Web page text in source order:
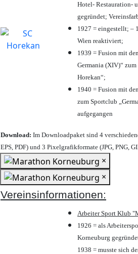
Hotel- Restauration-
gegründet;
1927 = eingestellt; –
Wien reaktiviert;
1939 = Fusion mit
Germania (XIV)“
Horekan“;
1940 = Fusion mit
zum Sportclub
aufgegangen
Download: Im Downloadpaket sind 4
EPS, PDF) und 3 Pixelgrafikformate (JPG, PNG,
×
×
Vereinsinformationen:
Arbeiter Sport Klub
1926 = als
Korneuburg
1938 = musste sich